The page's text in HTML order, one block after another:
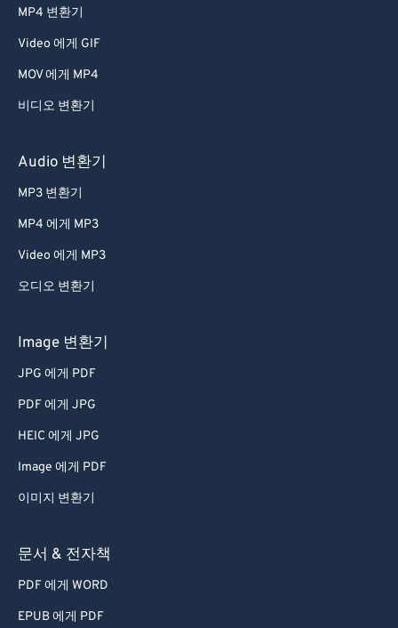
MP4 변환기
Video 에게 GIF
MOV 에게 MP4
비디오 변환기
Audio 변환기
MP3 변환기
MP4 에게 MP3
Video 에게 MP3
오디오 변환기
Image 변환기
JPG 에게 PDF
PDF 에게 JPG
HEIC 에게 JPG
Image 에게 PDF
이미지 변환기
문서 & 전자책
PDF 에게 WORD
EPUB 에게 PDF